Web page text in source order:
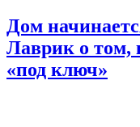
Дом
Лаврик о том,
«под ключ»